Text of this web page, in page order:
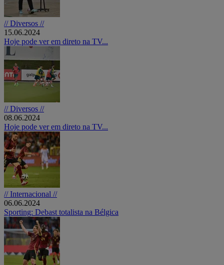
// Diversos //
15.06.2024
Hoje pode ver em direto na TV...
// Diversos //
08.06.2024
Hoje pode ver em direto na TV...
// Internacional //
06.06.2024
Sporting: Debast totalista na Bélgica